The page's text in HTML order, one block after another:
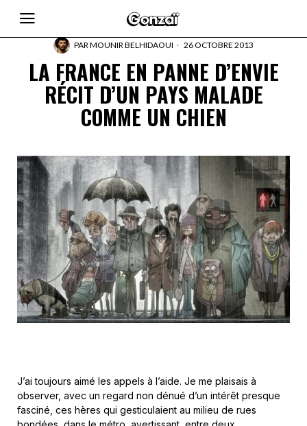
PARMOUNIR BELHIDAOUI 26 OCTOBRE 2013
LA FRANCE EN PANNE D’ENVIE
RÉCIT D’UN PAYS MALADE
COMME UN CHIEN
J’ai toujours aimé les appels à l’aide. Je me plaisais à
observer, avec un regard non dénué d’un intérêt presque
fasciné, ces hères qui gesticulaient au milieu de rues